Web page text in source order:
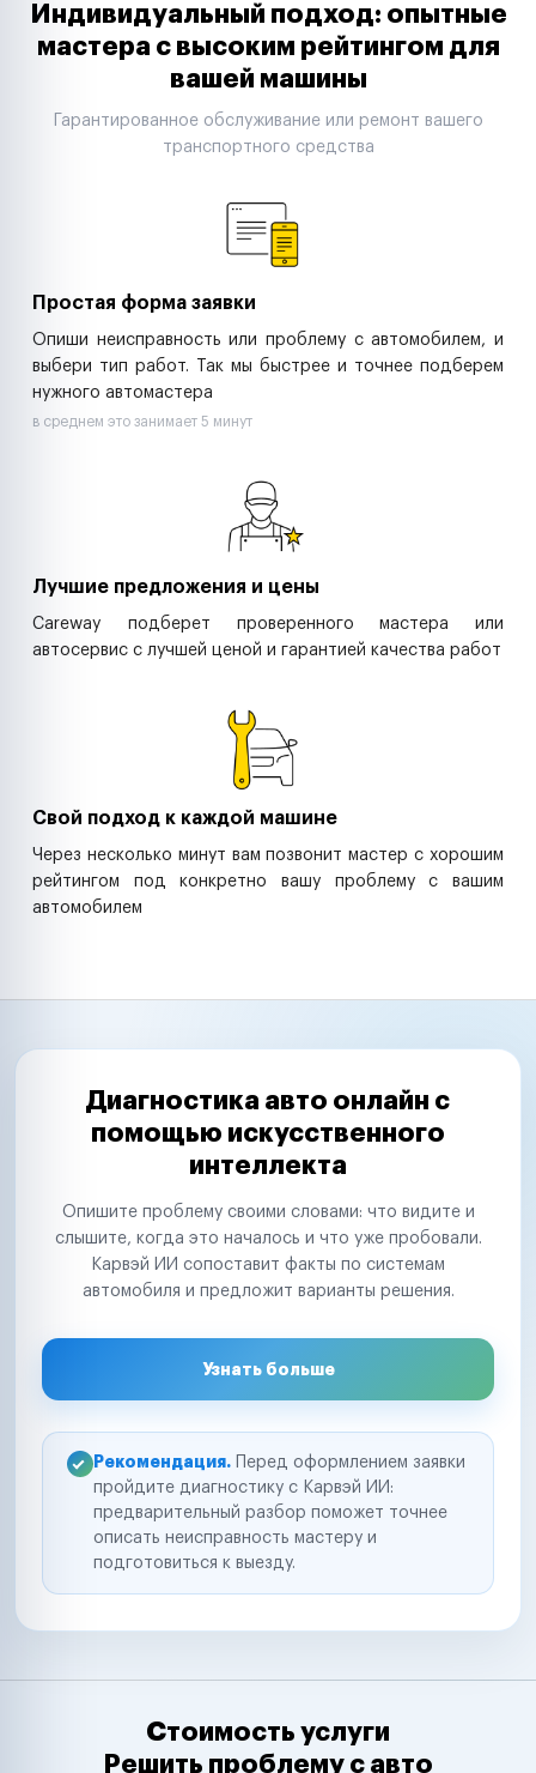
Таксопарки
Автодилеры
Строительные компании
Аренда спецтехники
Индивидуальный подход: опытные
мастера с высоким рейтингом для
вашей машины
Гарантированное обслуживание или ремонт вашего
транспортного средства
Простая форма заявки
Опиши неисправность или проблему с автомобилем, и
выбери тип работ. Так мы быстрее и точнее подберем
нужного автомастера
в среднем это занимает 5 минут
Лучшие предложения и цены
Careway подберет проверенного мастера или
автосервис с лучшей ценой и гарантией качества работ
Свой подход к каждой машине
Через несколько минут вам позвонит мастер с хорошим
рейтингом под конкретно вашу проблему с вашим
автомобилем
Диагностика авто онлайн с
помощью искусственного
интеллекта
Опишите проблему своими словами: что видите и
слышите, когда это началось и что уже пробовали.
Карвэй ИИ сопоставит факты по системам
автомобиля и предложит варианты решения.
Узнать больше
Рекомендация. Перед оформлением заявки
пройдите диагностику с Карвэй ИИ:
предварительный разбор поможет точнее
описать неисправность мастеру и
подготовиться к выезду.
Стоимость услуги
Решить проблему с авто